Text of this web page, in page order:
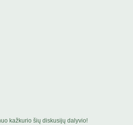
kažkurio šių diskusijų dalyvio!